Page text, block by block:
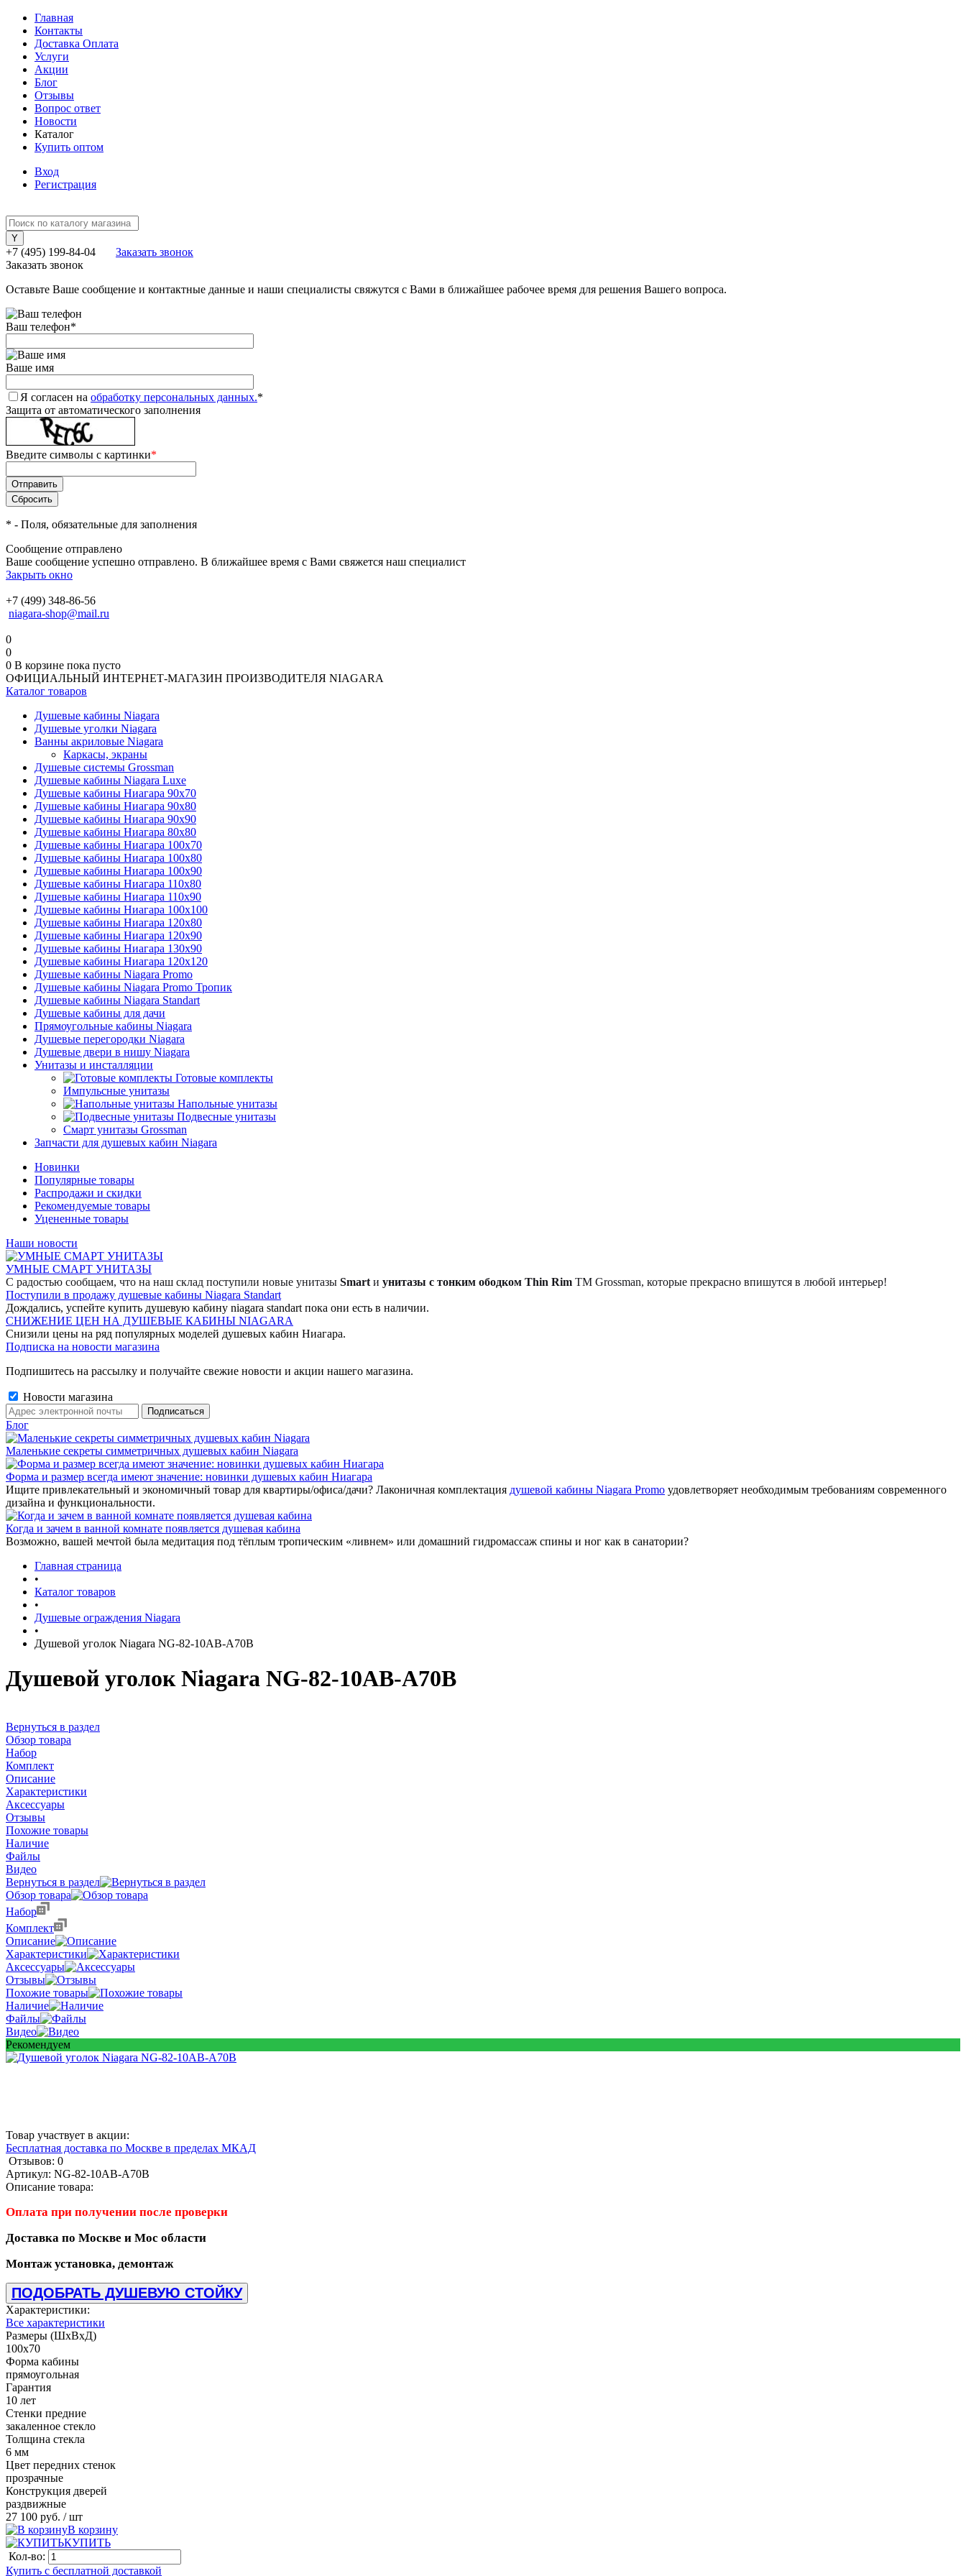
Главная
Контакты
Доставка Оплата
Услуги
Акции
Блог
Отзывы
Вопрос ответ
Новости
Каталог
Купить оптом
Вход
Регистрация
+7 (495) 199-84-04
Заказать звонок
Заказать звонок
Оставьте Ваше сообщение и контактные данные и наши специалисты свяжутся с Вами в ближайшее рабочее время для решения Вашего вопроса.
Ваш телефон*
Ваше имя
Я согласен на обработку персональных данных.*
Защита от автоматического заполнения
Введите символы с картинки*
* - Поля, обязательные для заполнения
Сообщение отправлено
Ваше сообщение успешно отправлено. В ближайшее время с Вами свяжется наш специалист
Закрыть окно
+7 (499) 348-86-56
niagara-shop@mail.ru
0
0
0 В корзине пока пусто
ОФИЦИАЛЬНЫЙ ИНТЕРНЕТ-МАГАЗИН ПРОИЗВОДИТЕЛЯ NIAGARA
Каталог товаров
Душевые кабины Niagara
Душевые уголки Niagara
Ванны акриловые Niagara
Каркасы, экраны
Душевые системы Grossman
Душевые кабины Niagara Luxe
Душевые кабины Ниагара 90x70
Душевые кабины Ниагара 90x80
Душевые кабины Ниагара 90x90
Душевые кабины Ниагара 80x80
Душевые кабины Ниагара 100x70
Душевые кабины Ниагара 100x80
Душевые кабины Ниагара 100x90
Душевые кабины Ниагара 110x80
Душевые кабины Ниагара 110x90
Душевые кабины Ниагара 100x100
Душевые кабины Ниагара 120x80
Душевые кабины Ниагара 120x90
Душевые кабины Ниагара 130x90
Душевые кабины Ниагара 120x120
Душевые кабины Niagara Promo
Душевые кабины Niagara Promo Тропик
Душевые кабины Niagara Standart
Душевые кабины для дачи
Прямоугольные кабины Niagara
Душевые перегородки Niagara
Душевые двери в нишу Niagara
Унитазы и инсталляции
Готовые комплекты
Импульсные унитазы
Напольные унитазы
Подвесные унитазы
Смарт унитазы Grossman
Запчасти для душевых кабин Niagara
Новинки
Популярные товары
Распродажи и скидки
Рекомендуемые товары
Уцененные товары
Наши новости
УМНЫЕ СМАРТ УНИТАЗЫ
С радостью сообщаем, что на наш склад поступили новые унитазы Smart и унитазы с тонким ободком Thin Rim TM Grossman, которые прекрасно впишутся в любой интерьер!
Поступили в продажу душевые кабины Niagara Standart
Дождались, успейте купить душевую кабину niagara standart пока они есть в наличии.
СНИЖЕНИЕ ЦЕН НА ДУШЕВЫЕ КАБИНЫ NIAGARA
Снизили цены на ряд популярных моделей душевых кабин Ниагара.
Подписка на новости магазина
Подпишитесь на рассылку и получайте свежие новости и акции нашего магазина.
Новости магазина
Блог
Маленькие секреты симметричных душевых кабин Niagara
Форма и размер всегда имеют значение: новинки душевых кабин Ниагара
Ищите привлекательный и экономичный товар для квартиры/офиса/дачи? Лаконичная комплектация душевой кабины Niagara Promo удовлетворяет необходимым требованиям современного
дизайна и функциональности.
Когда и зачем в ванной комнате появляется душевая кабина
Возможно, вашей мечтой была медитация под тёплым тропическим «ливнем» или домашний гидромассаж спины и ног как в санатории?
Главная страница
•
Каталог товаров
•
Душевые ограждения Niagara
•
Душевой уголок Niagara NG-82-10AB-A70B
Душевой уголок Niagara NG-82-10AB-A70B
Вернуться в раздел
Обзор товара
Набор
Комплект
Описание
Характеристики
Аксессуары
Отзывы
Похожие товары
Наличие
Файлы
Видео
Вернуться в раздел
Обзор товара
Набор
Комплект
Описание
Характеристики
Аксессуары
Отзывы
Похожие товары
Наличие
Файлы
Видео
Рекомендуем
Товар участвует в акции:
Бесплатная доставка по Москве в пределах МКАД
Отзывов: 0
Артикул: NG-82-10AB-A70B
Описание товара:
Оплата при получении после проверки
Доставка по Москве и Мос области
Монтаж установка, демонтаж
ПОДОБРАТЬ ДУШЕВУЮ СТОЙКУ
Характеристики:
Все характеристики
Размеры (ШхВхД)
100x70
Форма кабины
прямоугольная
Гарантия
10 лет
Стенки предние
закаленное стекло
Толщина стекла
6 мм
Цвет передних стенок
прозрачные
Конструкция дверей
раздвижные
27 100 руб. / шт
В корзину
КУПИТЬ
Кол-во:
Купить с бесплатной доставкой